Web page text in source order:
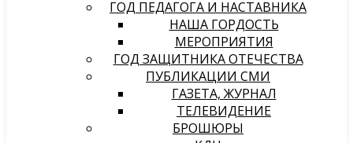
ГОД ПЕДАГОГА И НАСТАВНИКА
НАША ГОРДОСТЬ
МЕРОПРИЯТИЯ
ГОД ЗАЩИТНИКА ОТЕЧЕСТВА
ПУБЛИКАЦИИ СМИ
ГАЗЕТА, ЖУРНАЛ
ТЕЛЕВИДЕНИЕ
БРОШЮРЫ